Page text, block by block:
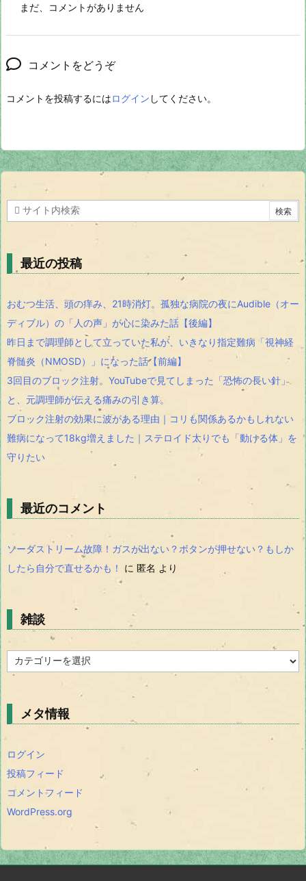
まだ、コメントがありません
コメントをどうぞ
コメントを投稿するにはログイン してください。
最近の投稿
おむつ生活、頭の痒み、21時消灯。孤独な病院の夜にAudible（オー
ディブル）の「人の声」が心に染みた話【後編】
昨日まで調理師として立っていた私が、いきなり指定難病「視神経
脊髄炎（NMOSD）」になった話【前編】
3回目のブロック注射。YouTubeで見てしまった「恐怖の長い針」
と、元調理師が伝える痛みの引き算。
ブロック注射の効果に波がある理由｜コリも関係あるかもしれない
難病になって18kg増えました｜ステロイド太りでも「動ける体」を
守りたい
最近のコメント
ソーダストリーム故障！ガスが出ない？ボタンが押せない？もしか
したら自分で直せるかも！
に 匿名 より
雑談
談
メタ情報
ログイン
投稿フィード
コメントフィード
WordPress.org